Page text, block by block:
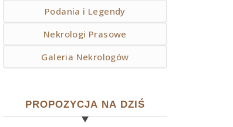
Podania i Legendy
Nekrologi Prasowe
Galeria Nekrologów
PROPOZYCJA NA DZIŚ